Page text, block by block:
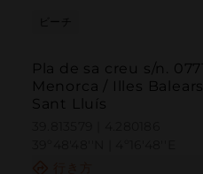
ビーチ
Pla de sa creu s/n.
Menorca / Illes Balears
Sant Lluís